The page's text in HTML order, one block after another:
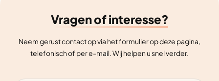
Vragen of interesse?
Neem gerust contact op via het formulier op deze pagina,
telefonisch of per e-mail. Wij helpen u snel verder.